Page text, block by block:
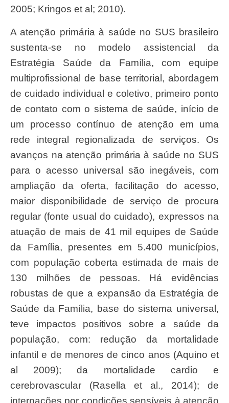
2005; Kringos et al; 2010).
A atenção primária à saúde no SUS brasileiro
sustenta-se no modelo assistencial da
Estratégia Saúde da Família, com equipe
multiprofissional de base territorial, abordagem
de cuidado individual e coletivo, primeiro ponto
de contato com o sistema de saúde, início de
um processo contínuo de atenção em uma
rede integral regionalizada de serviços. Os
avanços na atenção primária à saúde no SUS
para o acesso universal são inegáveis, com
ampliação da oferta, facilitação do acesso,
maior disponibilidade de serviço de procura
regular (fonte usual do cuidado), expressos na
atuação de mais de 41 mil equipes de Saúde
da Família, presentes em 5.400 municípios,
com população coberta estimada de mais de
130 milhões de pessoas. Há evidências
robustas de que a expansão da Estratégia de
Saúde da Família, base do sistema universal,
teve impactos positivos sobre a saúde da
população, com: redução da mortalidade
infantil e de menores de cinco anos (Aquino et
al 2009); da mortalidade cardio e
cerebrovascular (Rasella et al., 2014); de
internações por condições sensíveis à atenção